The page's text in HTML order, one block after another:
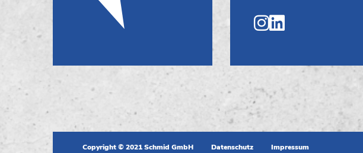
Copyright © 2021 Schmid GmbH Datenschutz Impressum